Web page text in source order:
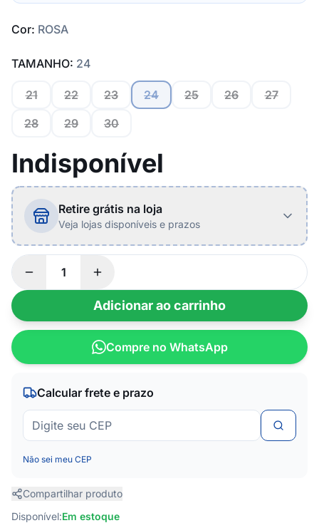
Cor: ROSA
TAMANHO: 24
21 22 23 24 25 26
27
28
29 30
Indisponível
Retire grátis na loja
Veja lojas disponíveis e prazos
Adicionar ao carrinho
Compre no WhatsApp
Calcular frete e prazo
Não sei meu CEP
Compartilhar produto
Disponível:Em estoque